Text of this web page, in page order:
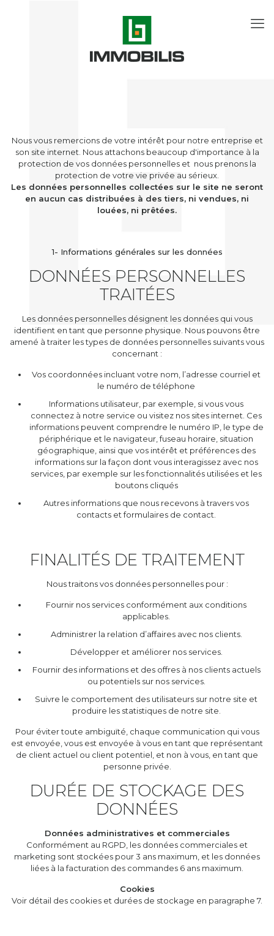
Nous vous remercions de votre intérêt pour notre entreprise et
son site internet. Nous attachons beaucoup d'importance à la
protection de vos données personnelles et nous prenons la
protection de votre vie privée au sérieux.
Les données personnelles collectées sur le site ne seront
en aucun cas distribuées à des tiers, ni vendues, ni
louées, ni prêtées.
1- Informations générales sur les données
DONNÉES PERSONNELLES
TRAITÉES
Les données personnelles désignent les données qui vous
identifient en tant que personne physique. Nous pouvons être
amené à traiter les types de données personnelles suivants vous
concernant :
Vos coordonnées incluant votre nom, l’adresse courriel et
le numéro de téléphone
Informations utilisateur, par exemple, si vous vous
connectez à notre service ou visitez nos sites internet. Ces
informations peuvent comprendre le numéro IP, le type de
périphérique et le navigateur, fuseau horaire, situation
géographique, ainsi que vos intérêt et préférences des
informations sur la façon dont vous interagissez avec nos
services, par exemple sur les fonctionnalités utilisées et les
boutons cliqués
Autres informations que nous recevons à travers vos
contacts et formulaires de contact.
FINALITÉS DE TRAITEMENT
Nous traitons vos données personnelles pour :
Fournir nos services conformément aux conditions
applicables.
Administrer la relation d’affaires avec nos clients.
Développer et améliorer nos services.
Fournir des informations et des offres à nos clients actuels
ou potentiels sur nos services.
Suivre le comportement des utilisateurs sur notre site et
produire les statistiques de notre site.
Pour éviter toute ambiguïté, chaque communication qui vous
est envoyée, vous est envoyée à vous en tant que représentant
de client actuel ou client potentiel, et non à vous, en tant que
personne privée.
DURÉE DE STOCKAGE DES
DONNÉES
Données administratives et commerciales
Conformément au RGPD, les données commerciales et
marketing sont stockées pour 3 ans maximum, et les données
liées à la facturation des commandes 6 ans maximum.
Cookies
Voir détail des cookies et durées de stockage en paragraphe 7.